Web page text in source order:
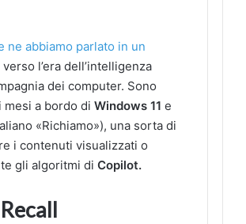
ne abbiamo parlato in un
l’era dell’intelligenza
dei computer. Sono
mesi a bordo diWindows 11 e
«Richiamo»), una sorta di
i contenuti visualizzati o
gli algoritmi diCopilot.